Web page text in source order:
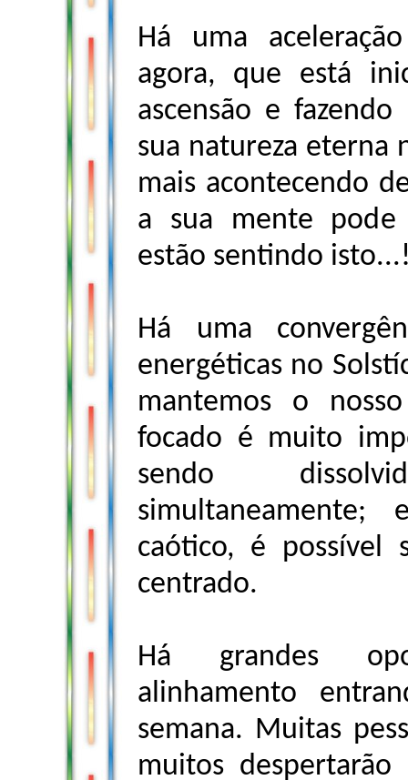
Há uma
agora, que está
ascensão e
sua natureza eterna
mais acontecendo
a sua mente pode
estão sentindo
Há uma
energéticas no
mantemos o
focado é muito
sendo
caótico, é possível
centrado.
Há grandes
alinhamento
semana. Muitas
muitos despertarão